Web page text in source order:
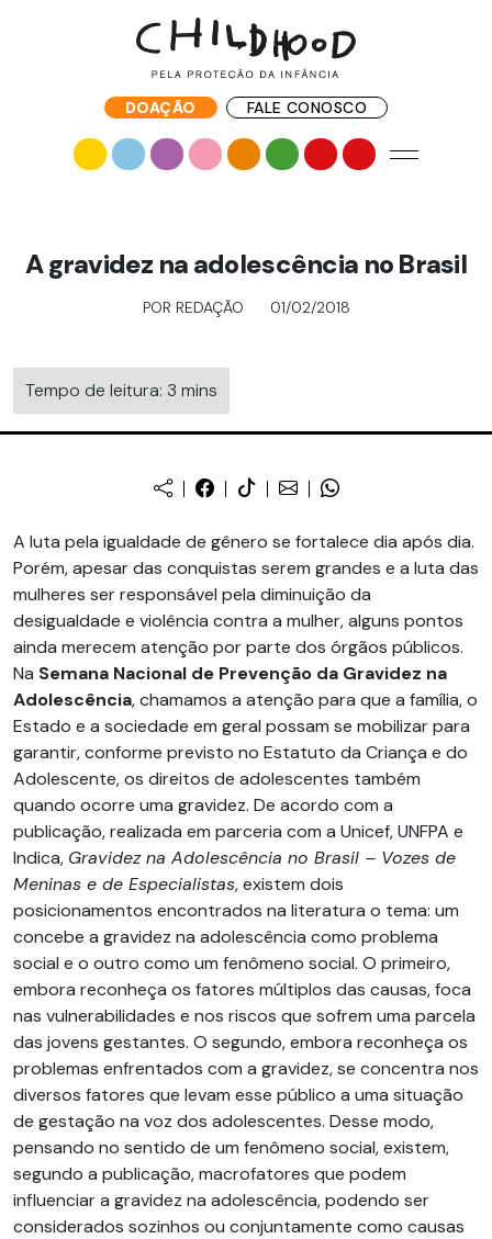
DOAÇÃO FALE CONOSCO
A gravidez na adolescência no Brasil
POR REDAÇÃO 01/02/2018
Tempo de leitura: 3 mins
A luta pela igualdade de gênero se fortalece dia após dia.
Porém, apesar das conquistas serem grandes e a luta das
mulheres ser responsável pela diminuição da
desigualdade e violência contra a mulher, alguns pontos
ainda merecem atenção por parte dos órgãos públicos.
Na Semana Nacional de Prevenção da Gravidez na
Adolescência, chamamos a atenção para que a família, o
Estado e a sociedade em geral possam se mobilizar para
garantir, conforme previsto no Estatuto da Criança e do
Adolescente, os direitos de adolescentes também
quando ocorre uma gravidez. De acordo com a
publicação, realizada em parceria com a Unicef, UNFPA e
Indica, Gravidez na Adolescência no Brasil – Vozes de
Meninas e de Especialistas, existem dois
posicionamentos encontrados na literatura o tema: um
concebe a gravidez na adolescência como problema
social e o outro como um fenômeno social. O primeiro,
embora reconheça os fatores múltiplos das causas, foca
nas vulnerabilidades e nos riscos que sofrem uma parcela
das jovens gestantes. O segundo, embora reconheça os
problemas enfrentados com a gravidez, se concentra nos
diversos fatores que levam esse público a uma situação
de gestação na voz dos adolescentes. Desse modo,
pensando no sentido de um fenômeno social, existem,
segundo a publicação, macrofatores que podem
influenciar a gravidez na adolescência, podendo ser
considerados sozinhos ou conjuntamente como causas